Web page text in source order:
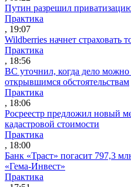
Путин разрешил
Практика
, 19:07
Wildberries начнет страховать
Практика
, 18:56
ВС уточнил, когда дело можно
открывшимся обстоятельствам
Практика
, 18:06
Росреестр предложил новый
кадастровой стоимости
Практика
, 18:00
Банк «Траст» погасит 797,3
«Гема-Инвест»
Практика